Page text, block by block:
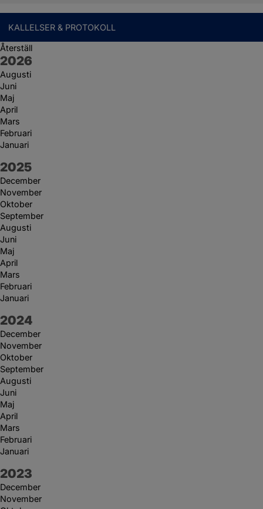
KALLELSER & PROTOKOLL
Återställ
År:
2026
Augusti
Juni
Maj
April
Mars
Februari
Januari
År:
2025
December
November
Oktober
September
Augusti
Juni
Maj
April
Mars
Februari
Januari
År:
2024
December
November
Oktober
September
Augusti
Juni
Maj
April
Mars
Februari
Januari
År:
2023
December
November